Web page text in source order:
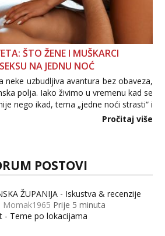
ŠTO ŽENE I MUŠKARCI
NA JEDNU NOĆ
neke uzbudljiva avantura bez obaveza,
polja. Iako živimo u vremenu kad se
nego ikad, tema „jedne noći strasti“ i
Što zapravo misle žene, a što
Pročitaj više
POSTOVI
ŽUPANIJA - Iskustva & recenzije
Momak1965 Prije 5 minuta
- Teme po lokacijama